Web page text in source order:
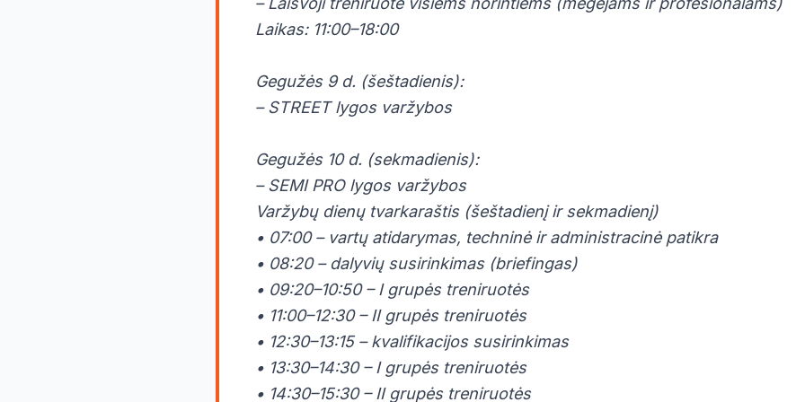
Laikas: 11:00–18:00
Gegužės 9 d. (šeštadienis):
– STREET lygos varžybos
Gegužės 10 d. (sekmadienis):
– SEMI PRO lygos varžybos
Varžybų dienų tvarkaraštis (šeštadienį ir sekmadienį)
• 07:00 – vartų atidarymas, techninė ir administracinė patikra
• 08:20 – dalyvių susirinkimas (briefingas)
• 09:20–10:50 – I grupės treniruotės
• 11:00–12:30 – II grupės treniruotės
• 12:30–13:15 – kvalifikacijos susirinkimas
• 13:30–14:30 – I grupės treniruotės
• 14:30–15:30 – II grupės treniruotės